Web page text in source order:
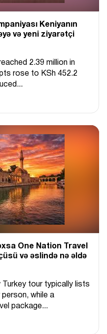
Keniyanın
və yeni ziyarətçi
2.39 million in
rose to KSh 452.2
One Nation Travel
və əslində nə əldə
Turkey tour typically lists
while a
package...